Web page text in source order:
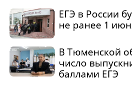
ЕГЭ в России
не ранее 1
В Тюменской
число
баллами ЕГЭ